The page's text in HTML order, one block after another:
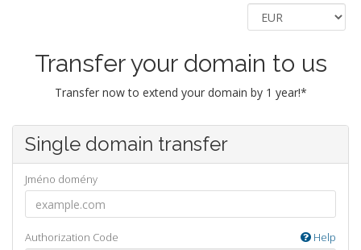
Transfer your domain to us
Transfer now to extend your domain by 1 year!*
Single domain transfer
Jméno domény
Authorization Code Help